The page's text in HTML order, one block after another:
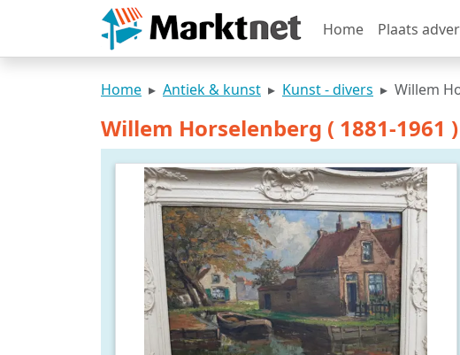
Home Plaats
Home Antiek & kunst Kunst - divers Willem
Willem Horselenberg ( 1881-1961